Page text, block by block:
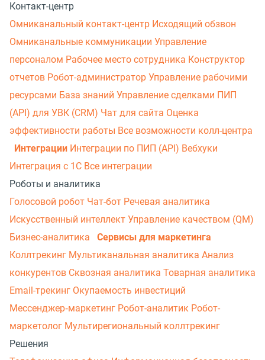
Контакт-центр
Омниканальный контакт-центр Исходящий обзвон
Омниканальные коммуникации Управление
персоналом Рабочее место сотрудника Конструктор
отчетов Робот-администратор Управление рабочими
ресурсами База знаний Управление сделками ПИП
(API) для УВК (CRM) Чат для сайта Оценка
эффективности работы Все возможности колл-центра
Интеграции Интеграции по ПИП (API) Вебхуки
Интеграция с 1С Все интеграции
Роботы и аналитика
Голосовой робот Чат-бот Речевая аналитика
Искусственный интеллект Управление качеством (QM)
Бизнес-аналитика
Сервисы для маркетинга
Коллтрекинг Мультиканальная аналитика Анализ
конкурентов Сквозная аналитика Товарная аналитика
Email-трекинг Окупаемость инвестиций
Мессенджер‑маркетинг Робот-аналитик Робот-
маркетолог Мультирегиональный коллтрекинг
Решения